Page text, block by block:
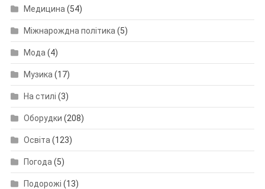
Медицина (54)
Міжнарождна політика (5)
Мода (4)
Музика (17)
На стилі (3)
Оборудки (208)
Освіта (123)
Погода (5)
Подорожі (13)